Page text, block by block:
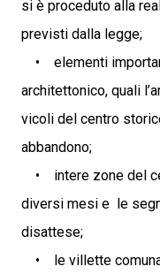
si è proceduto alla
previsti dalla legge;
• elementi
architettonico, quali
vicoli del centro
abbandono;
• intere zone del
diversi mesi e le
disattese;
• le villette